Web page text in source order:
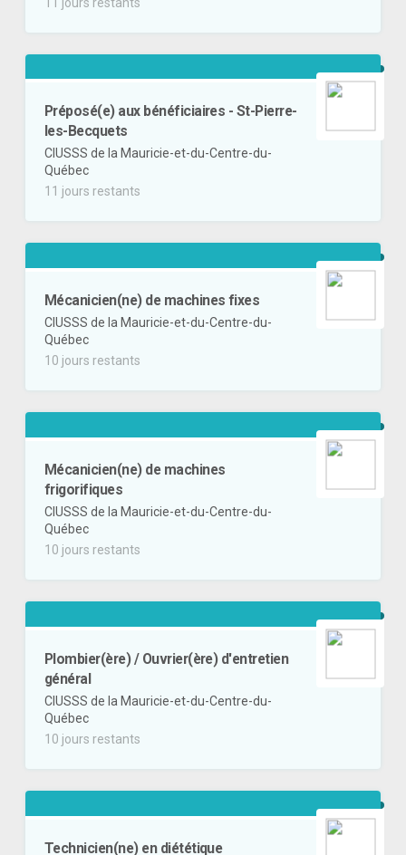
Préposé(e) aux bénéficiaires - St-Pierre-
les-Becquets
CIUSSS de la Mauricie-et-du-Centre-du-
Québec
11 jours restants
Mécanicien(ne) de machines fixes
CIUSSS de la Mauricie-et-du-Centre-du-
Québec
10 jours restants
Mécanicien(ne) de machines
frigorifiques
CIUSSS de la Mauricie-et-du-Centre-du-
Québec
10 jours restants
Plombier(ère) / Ouvrier(ère) d'entretien
général
CIUSSS de la Mauricie-et-du-Centre-du-
Québec
10 jours restants
Technicien(ne) en diététique